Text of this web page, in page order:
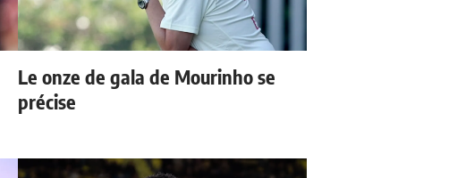
Le onze de gala de Mourinho se
précise